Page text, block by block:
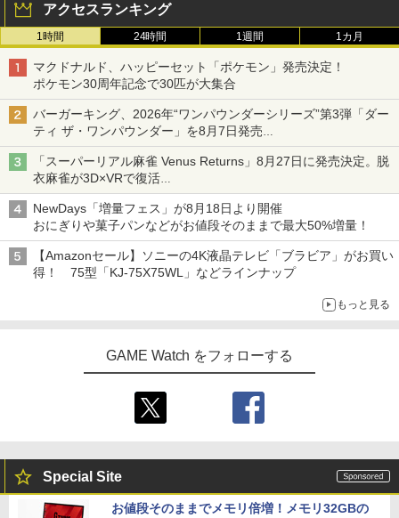
アクセスランキング
1時間 24時間 1週間 1カ月
マクドナルド、ハッピーセット「ポケモン」発売決定！
ポケモン30周年記念で30匹が大集合
バーガーキング、2026年“ワンパウンダーシリーズ”第3弾「ダー
ティ ザ・ワンパウンダー」を8月7日発売
「特製ガーリックマヨソース」を使用した超大型チーズバーガー
「スーパーリアル麻雀 Venus Returns」8月27日に発売決定。脱
衣麻雀が3D×VRで復活
発売から2週間は20%オフになるセールが実施
NewDays「増量フェス」が8月18日より開催
おにぎりや菓子パンなどがお値段そのままで最大50%増量！
【Amazonセール】ソニーの4K液晶テレビ「ブラビア」がお買い
得！ 75型「KJ-75X75WL」などラインナップ
もっと見る
GAME Watch をフォローする
Special Site
お値段そのままでメモリ倍増！メモリ32GBの